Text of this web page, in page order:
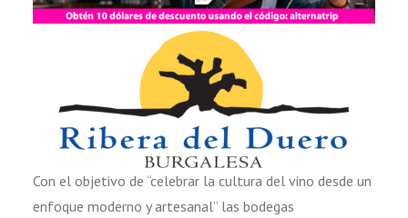
Con el objetivo de “celebrar la cultura del vino desde un
enfoque moderno y artesanal” las bodegas